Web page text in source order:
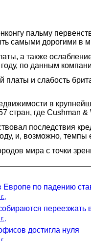
пальму
самыми дорогими в
а также
по данным
и слабость
в
стран, где Cushman
последствия
и, возможно,
мира с точки
Европе по падению
достигла нуля